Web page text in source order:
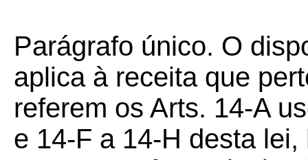
Parágrafo único. O
aplica à receita que
referem os Arts. 14-A
e 14-F a 14-H desta